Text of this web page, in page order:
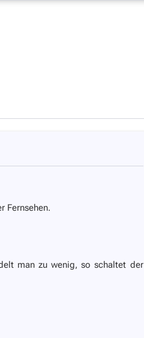
Fernsehen.
man zu wenig, so schaltet der